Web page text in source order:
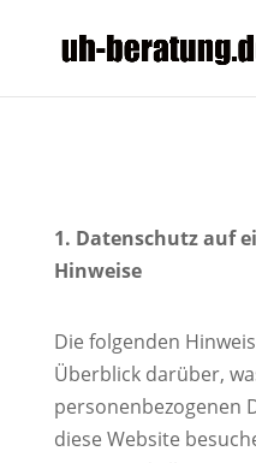
1. Datenschutz auf
Hinweise
Die folgenden
Überblick darüber,
personenbezogenen
diese Website